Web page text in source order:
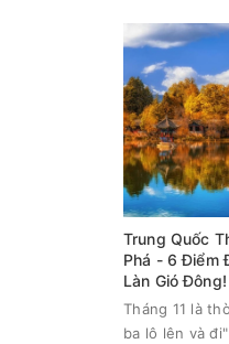
Trung Quốc
Phá - 6 Điểm
Làn Gió Đông!
Tháng 11 là
ba lô lên và